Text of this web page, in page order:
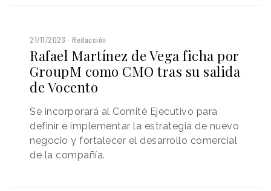
21/11/2023 Redacción
Rafael Martínez de Vega ficha por
GroupM como CMO tras su salida
de Vocento
Se incorporará al Comité Ejecutivo para
definir e implementar la estrategia de nuevo
negocio y fortalecer el desarrollo comercial
de la compañía.